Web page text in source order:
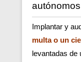
Implantar y
multa o un
levantadas de